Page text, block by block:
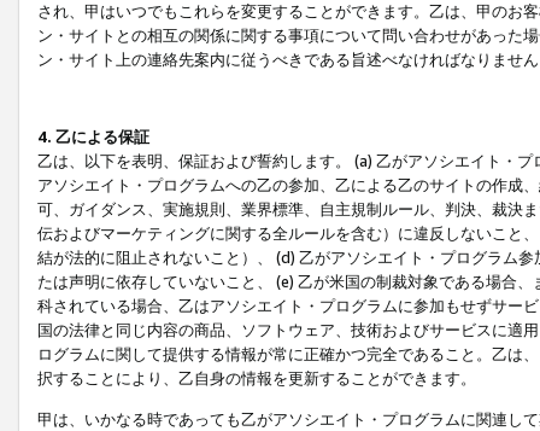
され、甲はいつでもこれらを変更することができます。乙は、甲のお
ン・サイトとの相互の関係に関する事項について問い合わせがあった
ン・サイト上の連絡先案内に従うべきである旨述べなければなりませ
4. 乙による保証
乙は、以下を表明、保証および誓約します。 (a) 乙がアソシエイト・
アソシエイト・プログラムへの乙の参加、乙による乙のサイトの作成
可、ガイダンス、実施規則、業界標準、自主規制ルール、判決、裁決
伝およびマーケティングに関する全ルールを含む）に違反しないこと
結が法的に阻止されないこと）、 (d) 乙がアソシエイト・プログラム
たは声明に依存していないこと、 (e) 乙が米国の制裁対象である場合
科されている場合、乙はアソシエイト・プログラムに参加もせずサー
国の法律と同じ内容の商品、ソフトウェア、技術およびサービスに適
ログラムに関して提供する情報が常に正確かつ完全であること。乙は
択することにより、乙自身の情報を更新することができます。
甲は、いかなる時であっても乙がアソシエイト・プログラムに関連し